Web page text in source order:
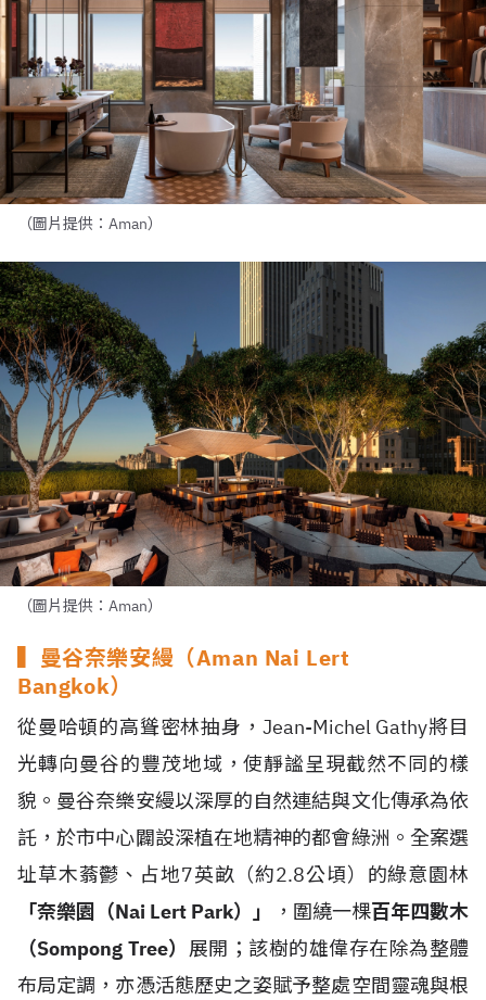
（圖片提供：Aman）
（圖片提供：Aman）
▍曼谷奈樂安縵（Aman Nai Lert
Bangkok）
從曼哈頓的高聳密林抽身，Jean-Michel Gathy將目
光轉向曼谷的豐茂地域，使靜謐呈現截然不同的樣
貌。曼谷奈樂安縵以深厚的自然連結與文化傳承為依
託，於市中心闢設深植在地精神的都會綠洲。全案選
址草木蓊鬱、占地7英畝（約2.8公頃）的綠意園林
「奈樂園（Nai Lert Park）」
，圍繞一棵百年四數木
（Sompong Tree） 展開；該樹的雄偉存在除為整體
布局定調，亦憑活態歷史之姿賦予整處空間靈魂與根